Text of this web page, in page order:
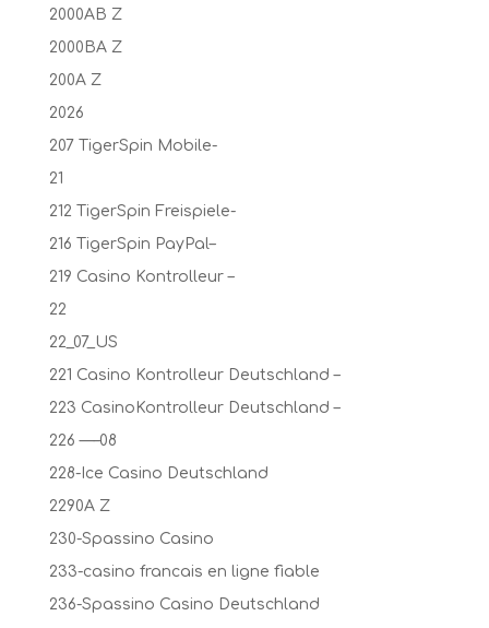
2000AB Z
2000BA Z
200A Z
2026
207 TigerSpin Mobile-
21
212 TigerSpin Freispiele-
216 TigerSpin PayPal–
219 Casino Kontrolleur –
22
22_07_US
221 Casino Kontrolleur Deutschland –
223 CasinoKontrolleur Deutschland –
226 —–08
228-Ice Casino Deutschland
2290A Z
230-Spassino Casino
233-casino francais en ligne fiable
236-Spassino Casino Deutschland